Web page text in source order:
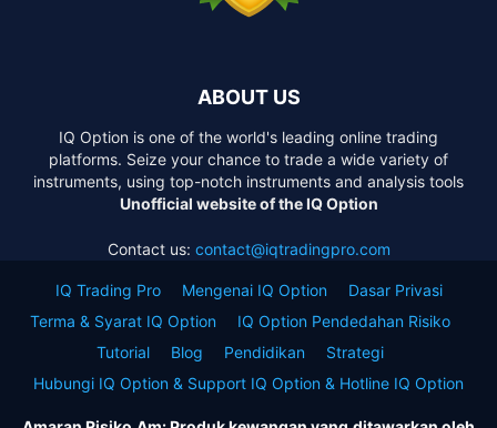
ABOUT US
IQ Option is one of the world's leading online trading
platforms. Seize your chance to trade a wide variety of
instruments, using top-notch instruments and analysis tools
Unofficial website of the IQ Option
Contact us: contact@iqtradingpro.com
IQ Trading Pro Mengenai IQ Option
Dasar Privasi
Terma & Syarat IQ Option
IQ Option Pendedahan Risiko
Tutorial
Blog Pendidikan
Strategi
Hubungi IQ Option & Support IQ Option & Hotline IQ Option